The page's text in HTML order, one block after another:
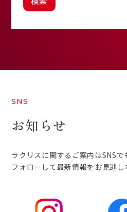
SNS
お知らせ
ラクリスに関するご案内はSNSで
フォローして最新情報をお見逃し